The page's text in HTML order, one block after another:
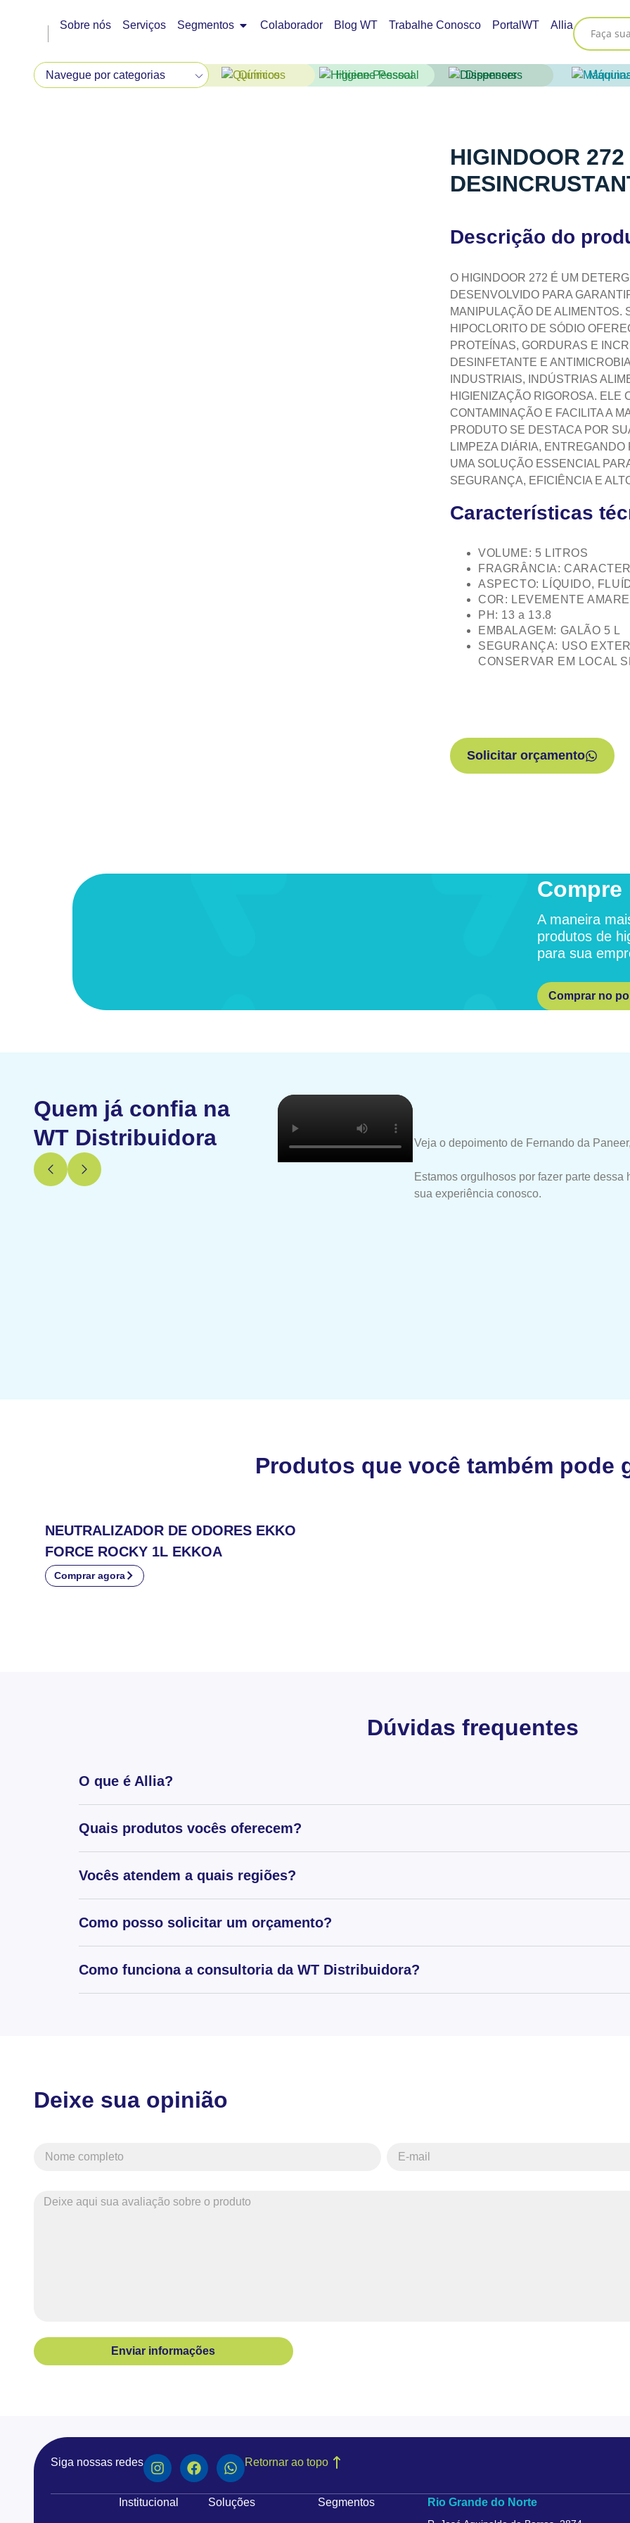
Sobre nós Serviços Segmentos Colaborador Blog WT Trabalhe Conosco PortalWT Allia
Químicos Higiene Pessoal Dispensers
HIGINDOOR
Descrição do
O HIGINDOOR 272 É UM
DESENVOLVIDO PARA
MANIPULAÇÃO DE ALIMENTOS.
HIPOCLORITO DE SÓDIO
PROTEÍNAS, GORDURAS E
DESINFETANTE E
INDUSTRIAIS, INDÚSTRIAS
HIGIENIZAÇÃO RIGOROSA. ELE
CONTAMINAÇÃO E FACILITA A
PRODUTO SE DESTACA POR
LIMPEZA DIÁRIA,
UMA SOLUÇÃO ESSENCIAL
SEGURANÇA, EFICIÊNCIA E
Características
VOLUME: 5 LITROS
FRAGRÂNCIA:
ASPECTO: LÍQUIDO,
COR: LEVEMENTE
PH: 13 a 13.8
EMBALAGEM: GALÃO 5 L
SEGURANÇA: USO
CONSERVAR EM LOCAL
Solicitar orçamento
Compre
A maneira
produtos de
para sua
Comprar no
Quem já confia na
WT Distribuidora
Veja o depoimento de Fernando da
Estamos orgulhosos por fazer parte
sua experiência conosco.
Produtos que você também pode
NEUTRALIZADOR DE ODORES EKKO
FORCE ROCKY 1L EKKOA
Comprar agora
Dúvidas frequentes
O que é Allia?
Quais produtos vocês oferecem?
Vocês atendem a quais regiões?
Como posso solicitar um orçamento?
Como funciona a consultoria da WT Distribuidora?
Deixe sua opinião
Enviar informações
Siga nossas redes Retornar ao topo
Institucional Soluções Segmentos Rio Grande do Norte